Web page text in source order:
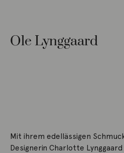
Ole Lynggaard
Mit ihrem edellässigen
Designerin Charlotte